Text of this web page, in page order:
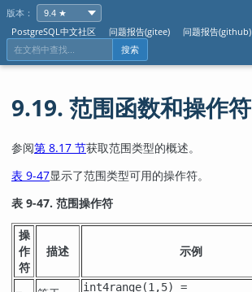
版本：
PostgreSQL中文社区
问题报告(gitee) 问题报告(github)
搜索
9.19. 范围函数和操作符
参阅第 8.17 节获取范围类型的概述。
表 9-47显示了范围类型可用的操作符。
表 9-47. 范围操作符
操
作
符
描述 示例
int4range(1,5) =